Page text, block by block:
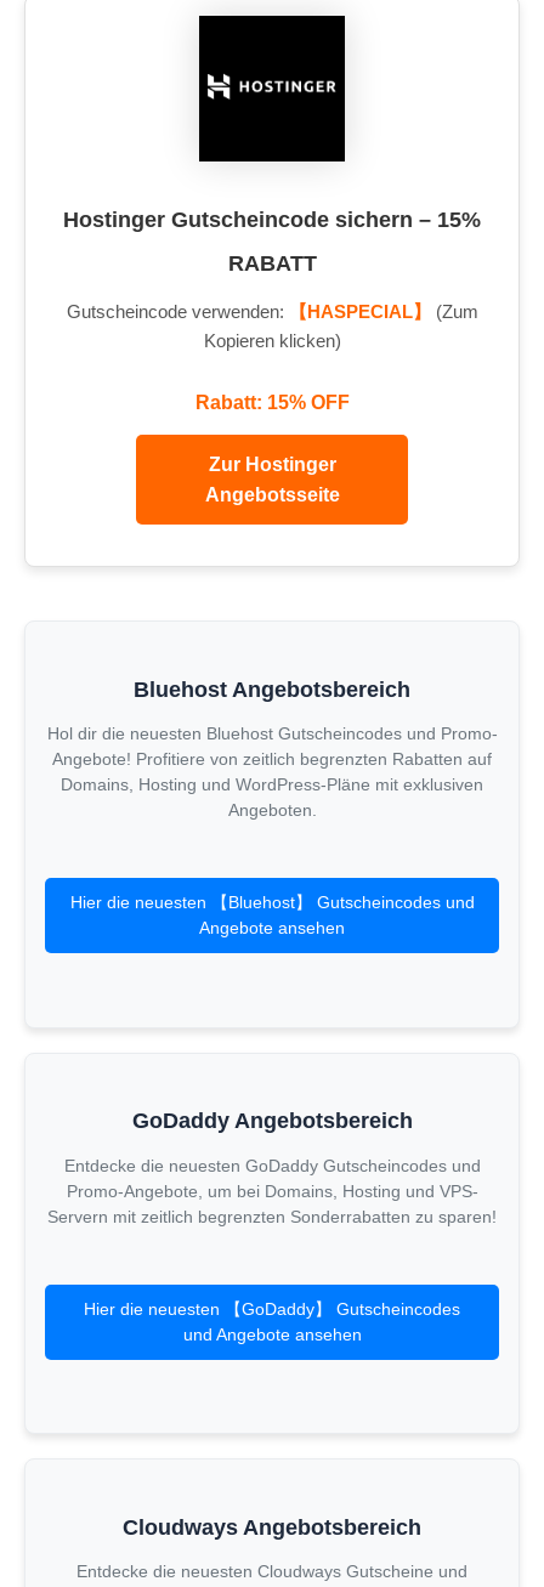
Hostinger Gutscheincode sichern – 15%
RABATT
Gutscheincode verwenden: 【HASPECIAL】
(Zum
Kopieren klicken)
Rabatt: 15% OFF
Zur Hostinger
Angebotsseite
Bluehost Angebotsbereich
Hol dir die neuesten Bluehost Gutscheincodes und Promo-
Angebote! Profitiere von zeitlich begrenzten Rabatten auf
Domains, Hosting und WordPress-Pläne mit exklusiven
Angeboten.
Hier die neuesten 【Bluehost】 Gutscheincodes und
Angebote ansehen
GoDaddy Angebotsbereich
Entdecke die neuesten GoDaddy Gutscheincodes und
Promo-Angebote, um bei Domains, Hosting und VPS-
Servern mit zeitlich begrenzten Sonderrabatten zu sparen!
Hier die neuesten 【GoDaddy】 Gutscheincodes
und Angebote ansehen
Cloudways Angebotsbereich
Entdecke die neuesten Cloudways Gutscheine und